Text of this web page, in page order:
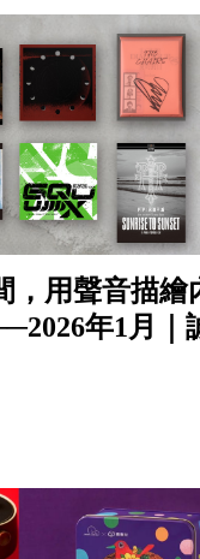
，用聲音描繪
年1月｜